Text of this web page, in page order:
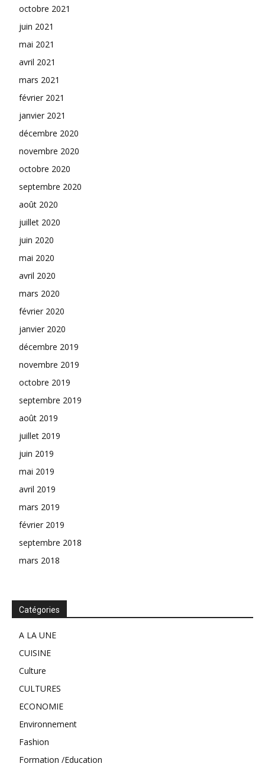
octobre 2021
juin 2021
mai 2021
avril 2021
mars 2021
février 2021
janvier 2021
décembre 2020
novembre 2020
octobre 2020
septembre 2020
août 2020
juillet 2020
juin 2020
mai 2020
avril 2020
mars 2020
février 2020
janvier 2020
décembre 2019
novembre 2019
octobre 2019
septembre 2019
août 2019
juillet 2019
juin 2019
mai 2019
avril 2019
mars 2019
février 2019
septembre 2018
mars 2018
Catégories
A LA UNE
CUISINE
Culture
CULTURES
ECONOMIE
Environnement
Fashion
Formation /Education